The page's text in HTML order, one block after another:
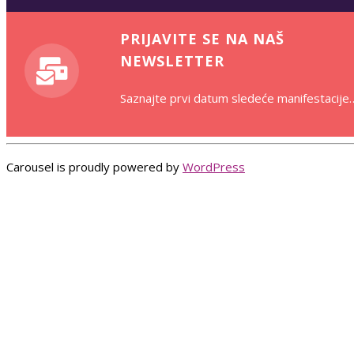
PRIJAVITE SE NA NAŠ
NEWSLETTER
Saznajte prvi datum sledeće
Carousel is proudly powered by WordPress